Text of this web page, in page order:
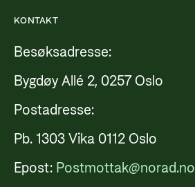
KONTAKT
Besøksadresse:
Bygdøy Allé 2, 0257 Oslo
Postadresse:
Pb. 1303 Vika 0112 Oslo
Epost: Postmottak@norad.no